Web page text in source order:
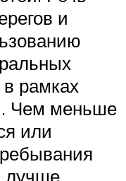
и
рамках
Чем меньше
или
лучше.